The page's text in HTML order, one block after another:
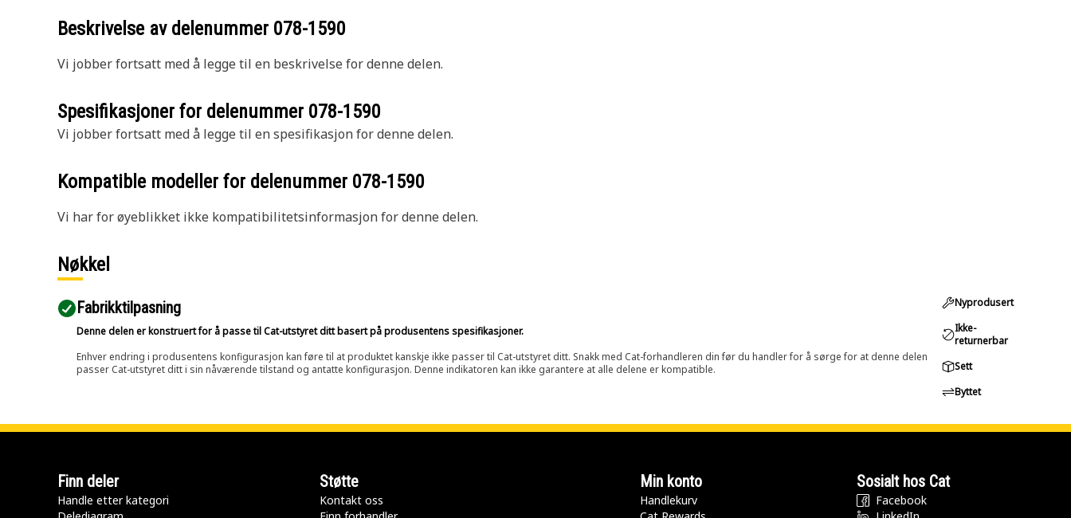
Beskrivelse av delenummer 078-1590
Vi jobber fortsatt med å legge til en beskrivelse for denne delen.
Spesifikasjoner for delenummer 078-1590
Vi jobber fortsatt med å legge til en spesifikasjon for denne delen.
Kompatible modeller for delenummer 078-1590
Vi har for øyeblikket ikke kompatibilitetsinformasjon for denne delen.
Nøkkel
Fabrikktilpasning
Denne delen er konstruert for å passe til Cat-utstyret ditt basert på produsentens spesifikasjoner.
Enhver endring i produsentens konfigurasjon kan føre til at produktet kanskje ikke passer til Cat-utstyret ditt. Snakk med Cat-forhandleren din før du handler for å sørge for at denne delen
passer Cat-utstyret ditt i sin nåværende tilstand og antatte konfigurasjon. Denne indikatoren kan ikke garantere at alle delene er kompatible.
Nyprodusert
Ikke-
returnerbar
Sett
Byttet
Finn deler
Handle etter kategori
Støtte
Kontakt oss
Min konto
Handlekurv
Sosialt hos Cat
Facebook